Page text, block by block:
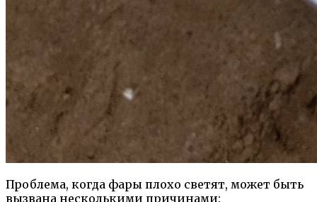
Проблема, когда фары плохо светят, может быть
вызвана несколькими причинами: